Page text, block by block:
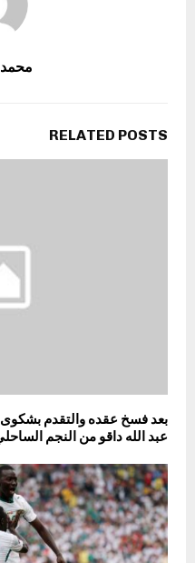
محمد
RELATED POSTS
بعد فسخ عقده والتقدم بشكوى
عبد الله داقو من النجم